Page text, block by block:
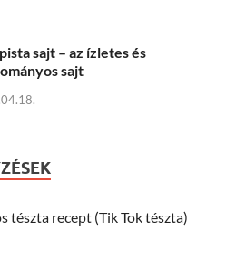
sajt – az ízletes és
sajt
tészta recept (Tik Tok tészta)